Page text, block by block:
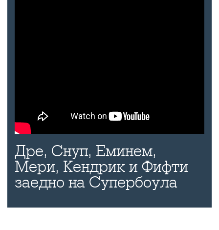
Дре, Снуп, Еминем,
Мери, Кендрик и Фифти
заедно на Супербоула